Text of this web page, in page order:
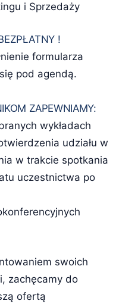
i Sprzedaży
!
formularza
pod agendą.
ZAPEWNIAMY:
wykładach
udziału w
w trakcie spotkania
uczestnictwa po
swoich
zachęcamy do
ofertą